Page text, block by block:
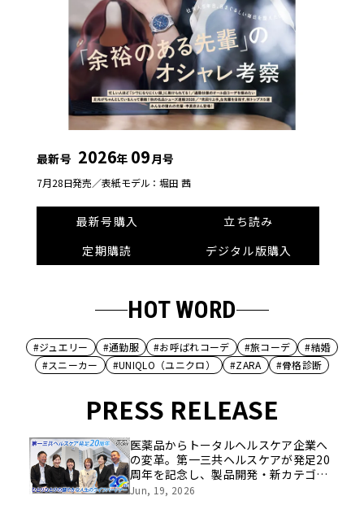
最新号 2026年 09月号
7月28日発売／表紙モデル：堀田 茜
最新号購入
立ち読み
定期購読
デジタル版購入
HOT WORD
#ジュエリー #通勤服 #お呼ばれコーデ #旅コーデ
#結婚
#スニーカー
#UNIQLO（ユニクロ） #ZARA #骨格診断
PRESS RELEASE
医薬品からトータルヘルスケア企業へ
の変革。第一三共ヘルスケアが発足20
周年を記念し、製品開発・新カテゴリ
挑戦の舞台や旧社統合時のエピソード
Jun, 19, 2026